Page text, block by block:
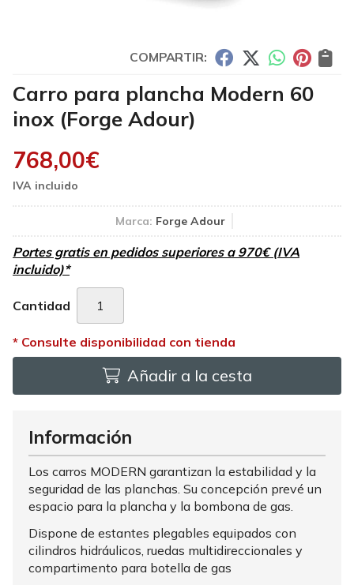
COMPARTIR:
Carro para plancha Modern 60
inox (Forge Adour)
768,00€
Marca: Forge Adour
Portes gratis en pedidos superiores a 970€ (IVA
incluido)*
Cantidad
Añadir a la cesta
Información
Los carros MODERN garantizan la estabilidad y la
seguridad de las planchas. Su concepción prevé un
espacio para la plancha y la bombona de gas.
Dispone de estantes plegables equipados con
cilindros hidráulicos, ruedas multidireccionales y
compartimento para botella de gas